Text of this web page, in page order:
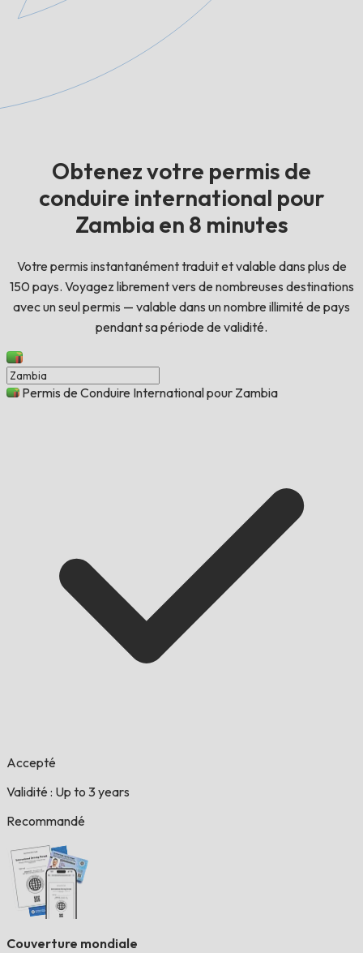
Obtenez votre permis de
conduire international pour
Zambia en 8 minutes
Votre permis instantanément traduit et valable dans plus de
150 pays. Voyagez librement vers de nombreuses destinations
avec un seul permis — valable dans un nombre illimité de pays
pendant sa période de validité.
Permis de Conduire International pour Zambia
Accepté
Validité : Up to 3 years
Recommandé
Couverture mondiale